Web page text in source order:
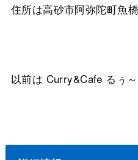
住所は高砂市阿弥陀町魚
以前は Curry&Cafe るぅ